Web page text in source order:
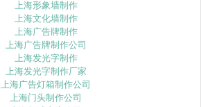
上海形象墙制作
上海文化墙制作
上海广告牌制作
上海广告牌制作公司
上海发光字制作
上海发光字制作厂家
上海广告灯箱制作公司
上海门头制作公司